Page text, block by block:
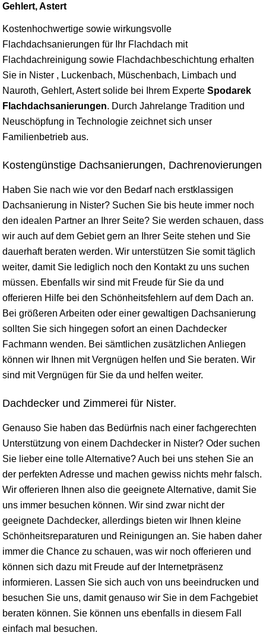
Gehlert, Astert
Kostenhochwertige sowie wirkungsvolle
Flachdachsanierungen für Ihr Flachdach mit
Flachdachreinigung sowie Flachdachbeschichtung erhalten
Sie in Nister , Luckenbach, Müschenbach, Limbach und
Nauroth, Gehlert, Astert solide bei Ihrem Experte Spodarek
Flachdachsanierungen. Durch Jahrelange Tradition und
Neuschöpfung in Technologie zeichnet sich unser
Familienbetrieb aus.
Kostengünstige Dachsanierungen, Dachrenovierungen
Haben Sie nach wie vor den Bedarf nach erstklassigen
Dachsanierung in Nister? Suchen Sie bis heute immer noch
den idealen Partner an Ihrer Seite? Sie werden schauen, dass
wir auch auf dem Gebiet gern an Ihrer Seite stehen und Sie
dauerhaft beraten werden. Wir unterstützen Sie somit täglich
weiter, damit Sie lediglich noch den Kontakt zu uns suchen
müssen. Ebenfalls wir sind mit Freude für Sie da und
offerieren Hilfe bei den Schönheitsfehlern auf dem Dach an.
Bei größeren Arbeiten oder einer gewaltigen Dachsanierung
sollten Sie sich hingegen sofort an einen Dachdecker
Fachmann wenden. Bei sämtlichen zusätzlichen Anliegen
können wir Ihnen mit Vergnügen helfen und Sie beraten. Wir
sind mit Vergnügen für Sie da und helfen weiter.
Dachdecker und Zimmerei für Nister.
Genauso Sie haben das Bedürfnis nach einer fachgerechten
Unterstützung von einem Dachdecker in Nister? Oder suchen
Sie lieber eine tolle Alternative? Auch bei uns stehen Sie an
der perfekten Adresse und machen gewiss nichts mehr falsch.
Wir offerieren Ihnen also die geeignete Alternative, damit Sie
uns immer besuchen können. Wir sind zwar nicht der
geeignete Dachdecker, allerdings bieten wir Ihnen kleine
Schönheitsreparaturen und Reinigungen an. Sie haben daher
immer die Chance zu schauen, was wir noch offerieren und
können sich dazu mit Freude auf der Internetpräsenz
informieren. Lassen Sie sich auch von uns beeindrucken und
besuchen Sie uns, damit genauso wir Sie in dem Fachgebiet
beraten können. Sie können uns ebenfalls in diesem Fall
einfach mal besuchen.